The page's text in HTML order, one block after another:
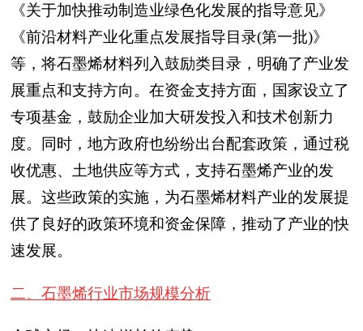
《关于加快推动制造业绿色化发展的指导意见》
《前沿材料产业化重点发展指导目录(第一批)》
等，将石墨烯材料列入鼓励类目录，明确了产业发
展重点和支持方向。在资金支持方面，国家设立了
专项基金，鼓励企业加大研发投入和技术创新力
度。同时，地方政府也纷纷出台配套政策，通过税
收优惠、土地供应等方式，支持石墨烯产业的发
展。这些政策的实施，为石墨烯材料产业的发展提
供了良好的政策环境和资金保障，推动了产业的快
速发展。
二、石墨烯行业市场规模分析